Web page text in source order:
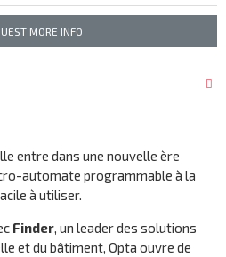
MORE INFO
entre dans une nouvelle ère
automate programmable à la
à utiliser.
Finder, un leader des solutions
et du bâtiment, Opta ouvre de